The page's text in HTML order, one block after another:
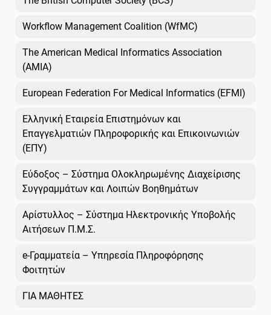
Workflow Management Coalition (WfMC)
The American Medical Informatics Association
(AMIA)
European Federation For Medical Informatics (EFMI)
Ελληνική Εταιρεία Επιστημόνων και
Επαγγελματιών Πληροφορικής και Επικοινωνιών
(ΕΠΥ)
Εύδοξος – Σύστημα Ολοκληρωμένης Διαχείρισης
Συγγραμμάτων και Λοιπών Βοηθημάτων
Αρίστυλλος – Σύστημα Ηλεκτρονικής Υποβολής
Αιτήσεων Π.Μ.Σ.
e-Γραμματεία – Υπηρεσία Πληροφόρησης
Φοιτητών
ΓΙΑ ΜΑΘΗΤΕΣ